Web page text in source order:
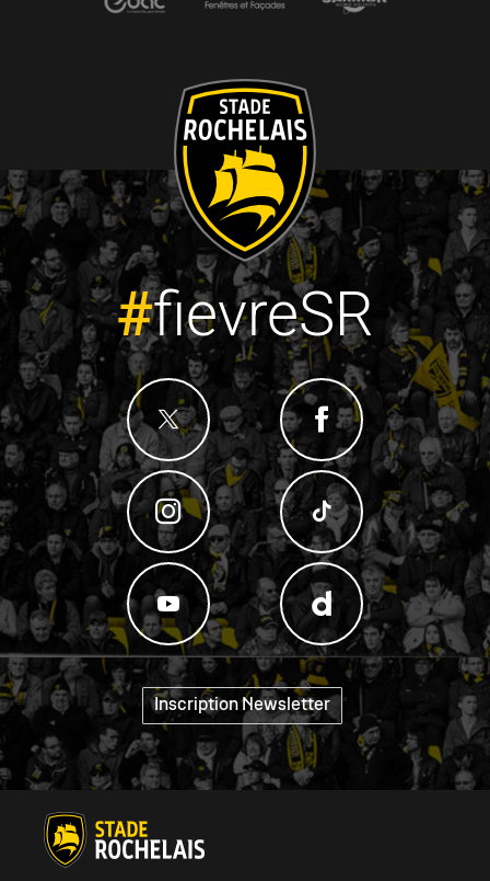
#fievreSR
Inscription Newsletter "